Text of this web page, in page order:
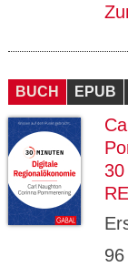
BUCH EPUB